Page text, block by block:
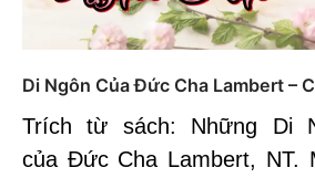
Di Ngôn Của Đức Cha Lambert –
Trích từ sách: Những Di
của Đức Cha Lambert, NT.